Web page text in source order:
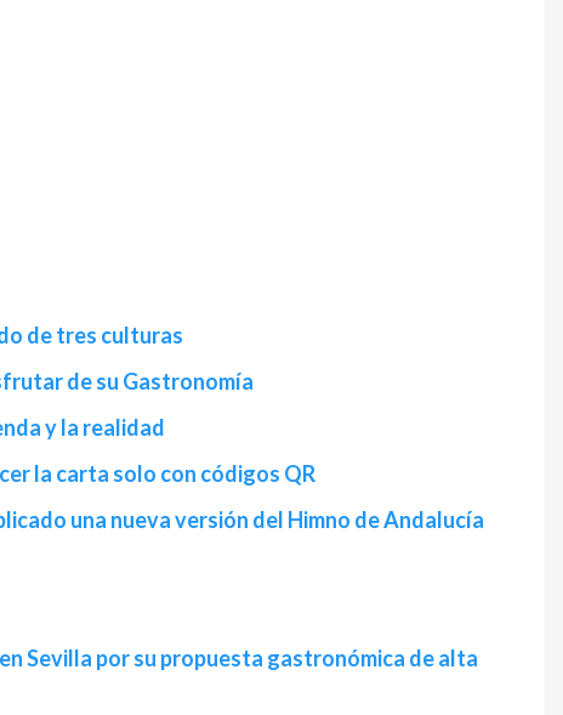
de tres culturas
de su Gastronomía
y la realidad
la carta solo con códigos QR
una nueva versión del Himno de Andalucía
Sevilla por su propuesta gastronómica de alta